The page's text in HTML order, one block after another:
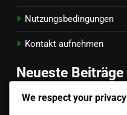
Nutzungsbedingungen
Kontakt aufnehmen
Neueste Beiträge
We respect your privacy